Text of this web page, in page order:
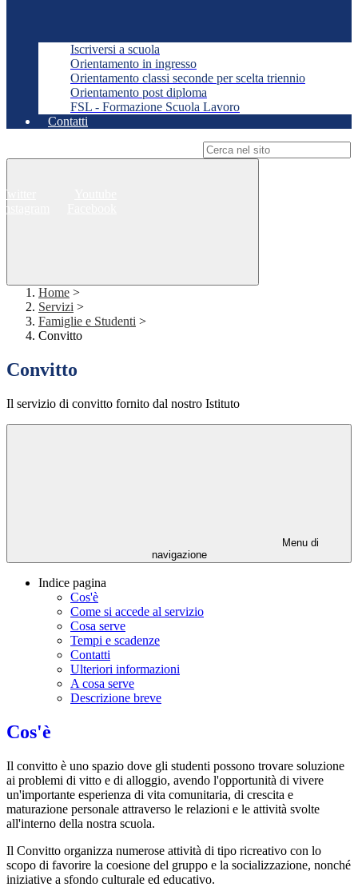
Iscriversi a scuola
Orientamento in ingresso
Orientamento classi seconde per scelta triennio
Orientamento post diploma
FSL - Formazione Scuola Lavoro
Contatti
Twitter
Instagram
Home >
Servizi >
Famiglie e Studenti >
Convitto
Convitto
Il servizio di convitto fornito dal nostro Istituto
Menu di
navigazione
Indice pagina
Cos'è
Come si accede al servizio
Cosa serve
Tempi e scadenze
Contatti
Ulteriori informazioni
A cosa serve
Descrizione breve
Cos'è
Il convitto è uno spazio dove gli studenti possono trovare soluzione
ai problemi di vitto e di alloggio, avendo l'opportunità di vivere
un'importante esperienza di vita comunitaria, di crescita e
maturazione personale attraverso le relazioni e le attività svolte
all'interno della nostra scuola.
Il Convitto organizza numerose attività di tipo ricreativo con lo
scopo di favorire la coesione del gruppo e la socializzazione, nonché
iniziative a sfondo culturale ed educativo.